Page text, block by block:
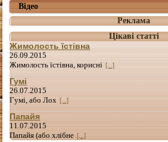
Відео
Реклама
Цікаві статті
Жимолость їстівна
26.09.2015
Жимолость їстівна, корисні [...]
Гумі
26.07.2015
Гумі, або Лох [...]
Папайя
11.07.2015
Папайя (або хлібне [...]